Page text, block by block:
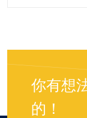
你有想
的！